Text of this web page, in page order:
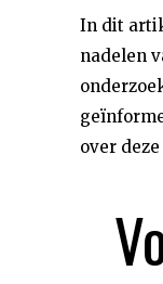
In dit
nadelen
over